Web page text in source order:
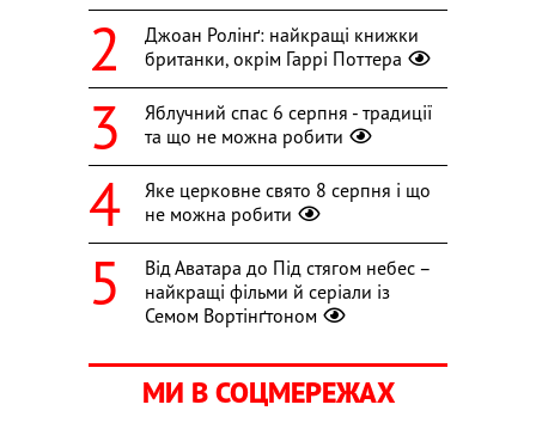
Джоан Ролінґ: найкращі книжки
британки, окрім Гаррі Поттера
Яблучний спас 6 серпня - традиції
та що не можна робити
Яке церковне свято 8 серпня і що
не можна робити
Від Аватара до Під стягом небес –
найкращі фільми й серіали із
Семом Вортінґтоном
МИ В СОЦМЕРЕЖАХ